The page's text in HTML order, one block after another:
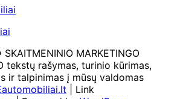
MARKETINGO
tekstų rašymas, turinio kūrimas,
ir talpinimas į mūsų valdomas
| Link